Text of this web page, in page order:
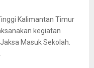
Kalimantan Timur
kegiatan
Masuk Sekolah.